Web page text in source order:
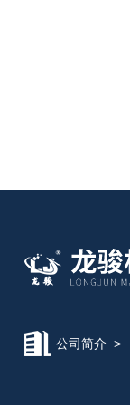
公司简介 >